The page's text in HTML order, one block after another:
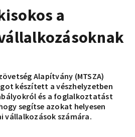
a
Alapítvány (MTSZA)
készített a vészhelyzetben
és a foglalkoztatást
segítse azokat helyesen
vállalkozások számára.